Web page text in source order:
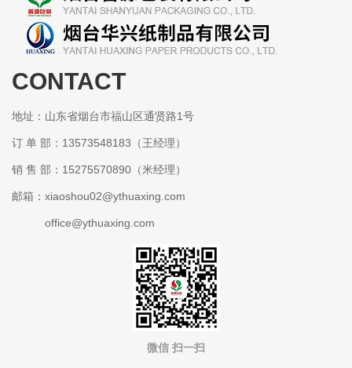
某某包装有限公司
CONTACT
地址：山东省烟台市福山区通贤路1号
订 单 部：13573548183（王经理）
销 售 部：15275570890（米经理）
邮箱：xiaoshou02@ythuaxing.com
office@ythuaxing.com
微信 扫一扫